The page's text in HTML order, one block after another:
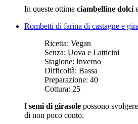
In queste ottime ciambelline dolci
Rombetti di farina di castagne e
Ricetta: Vegan
Senza: Uova e Latticini
Stagione: Inverno
Difficoltà: Bassa
Preparazione: 40
Cottura: 25
I semi di girasole possono
di non poco conto.